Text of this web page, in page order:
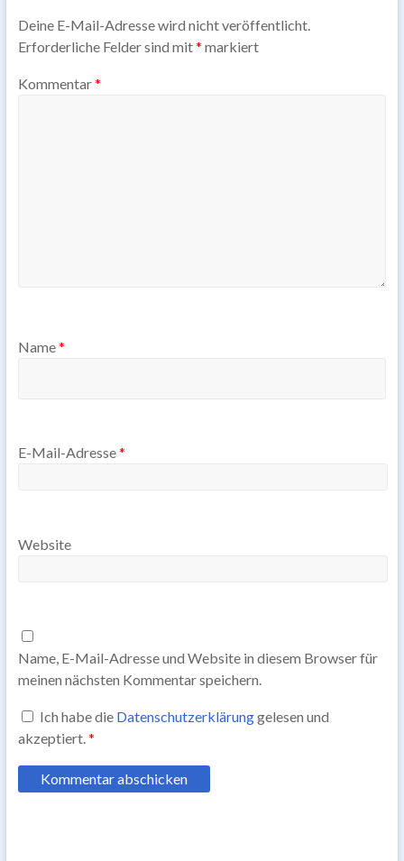
Deine E-Mail-Adresse wird nicht veröffentlicht.
Erforderliche Felder sind mit* markiert
Kommentar*
Name*
E-Mail-Adresse*
Website
Name, E-Mail-Adresse und Website in diesem Browser für
meinen nächsten Kommentar speichern.
Ich habe die Datenschutzerklärunggelesen und
akzeptiert.*